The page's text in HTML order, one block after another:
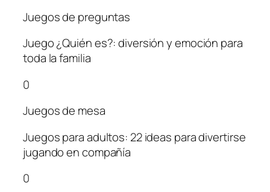
Juegos de preguntas
Juego ¿Quién es?: diversión y emoción para
toda la familia
0
Juegos de mesa
Juegos para adultos: 22 ideas para divertirse
jugando en compañía
0